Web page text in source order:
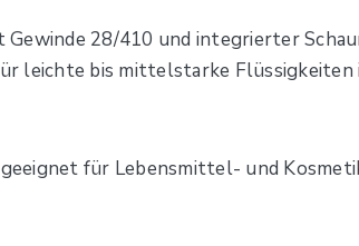
28/410 und integrierter
leichte bis mittelstarke Flüssigkeiten
für Lebensmittel- und